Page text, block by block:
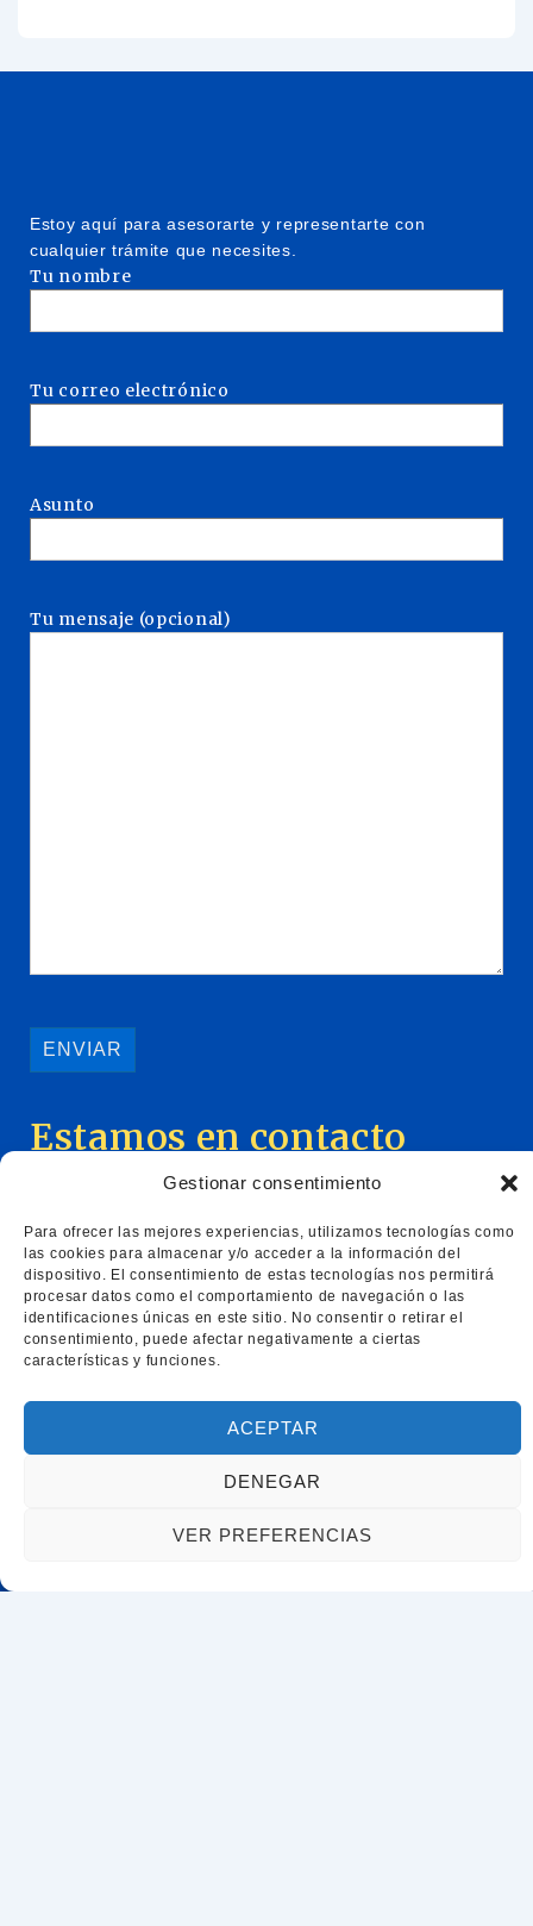
Gestionar consentimiento
Para ofrecer las mejores experiencias, utilizamos tecnologías como
las cookies para almacenar y/o acceder a la información del
dispositivo. El consentimiento de estas tecnologías nos permitirá
procesar datos como el comportamiento de navegación o las
identificaciones únicas en este sitio. No consentir o retirar el
consentimiento, puede afectar negativamente a ciertas
características y funciones.
ACEPTAR
DENEGAR
VER PREFERENCIAS
Estoy aquí para asesorarte y representarte con
cualquier trámite que necesites.
Tu nombre
Tu correo electrónico
Asunto
Tu mensaje (opcional)
Estamos en contacto
+34 807 40 31 08
romulo.parra@icag.cat